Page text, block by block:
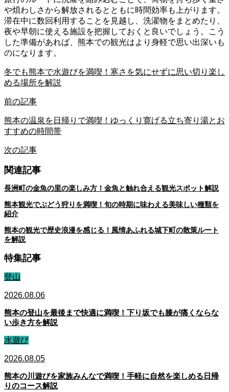
や煩わしさから解放されるとともに時間効率も上がります。
滞在中に数回利用することを見越し、洗濯物をまとめたり、
夜や早朝に使える施設を把握しておくと良いでしょう。こう
した準備があれば、熊本での観光はより身軽で思い出深いも
のになります。
冬でも熊本で水遊びを満喫！寒さを気にせずに思い切り楽し
める場所を解説
前の記事
熊本の温泉を日帰りで満喫！ゆっくり寛げる立ち寄り湯とお
すすめの時間帯
次の記事
関連記事
長洲町の金魚の里の楽しみ方！金魚と触れ合える観光スポット解説
熊本観光でぶどう狩りを満喫！旬の時期に味わえる美味しい種類を
紹介
熊本の観光で歴史浪漫を感じる！風情あふれる城下町の散策ルート
を解説
特集記事
登山
2026.08.06
熊本の登山を最後まで快適に満喫！下り坂でも膝が痛くならな
い歩き方を解説
水遊び
2026.08.05
熊本の川遊びを家族みんなで満喫！手軽に自然を楽しめる日帰
りのコース解説